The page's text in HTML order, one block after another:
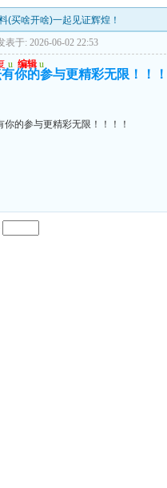
(买啥开啥)一起见证辉煌！
表于: 2026-06-02 22:53
u 编辑 u
你的参与更精彩无限！！
你的参与更精彩无限！！！！